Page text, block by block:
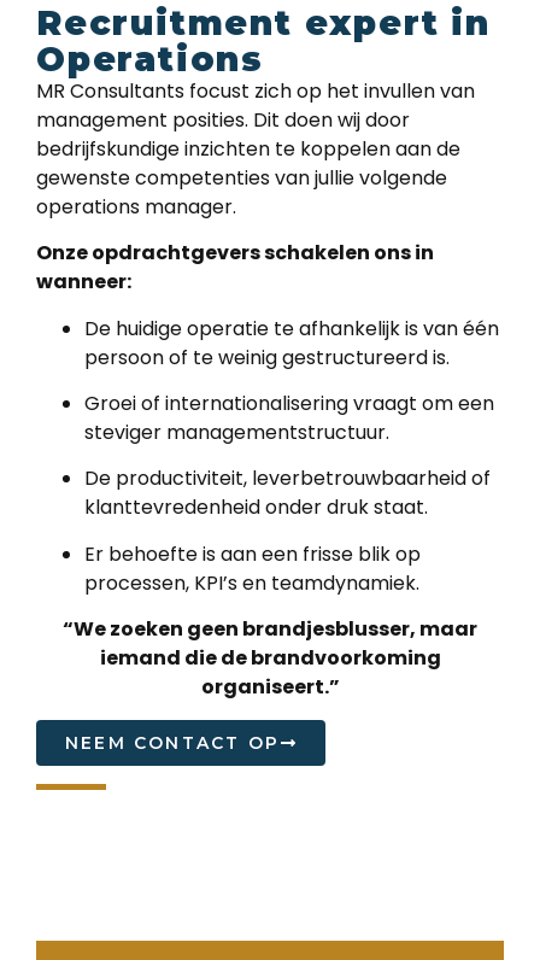
Recruitment expert in
Operations
MR Consultants focust zich op het invullen van
management posities. Dit doen wij door
bedrijfskundige inzichten te koppelen aan de
gewenste competenties van jullie volgende
operations manager.
Onze opdrachtgevers schakelen ons in
wanneer:
De huidige operatie te afhankelijk is van één
persoon of te weinig gestructureerd is.
Groei of internationalisering vraagt om een
steviger managementstructuur.
De productiviteit, leverbetrouwbaarheid of
klanttevredenheid onder druk staat.
Er behoefte is aan een frisse blik op
processen, KPI’s en teamdynamiek.
“We zoeken geen brandjesblusser, maar
iemand die de brandvoorkoming
organiseert.”
NEEM CONTACT OP